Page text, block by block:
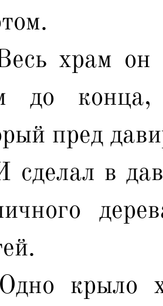
храм он
до конца,
пред
сделал в
крыло